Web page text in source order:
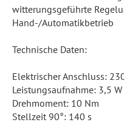
witterungsgeführte
Hand-/Automatikbetrieb
Technische Daten:
Elektrischer Anschluss:
Leistungsaufnahme: 3,5 W
Drehmoment: 10 Nm
Stellzeit 90°: 140 s